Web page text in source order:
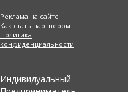
Реклама на сайте
Как стать партнером
Политика
конфиденциальности
Индивидуальный